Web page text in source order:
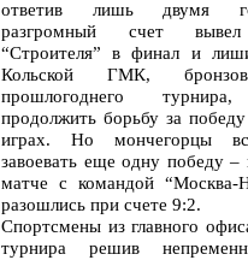
ответив лишь двумя
разгромный счет вывел
“Строителя” в финал и
Кольской ГМК,
прошлогоднего
продолжить борьбу за
играх. Но мончегорцы
завоевать еще одну победу –
матче с командой “Москва-
разошлись при счете 9:2.
Спортсмены из главного
турнира решив